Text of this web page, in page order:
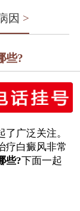
因 >
些?
广泛关注。
疗白癜风非常
些?下面一起